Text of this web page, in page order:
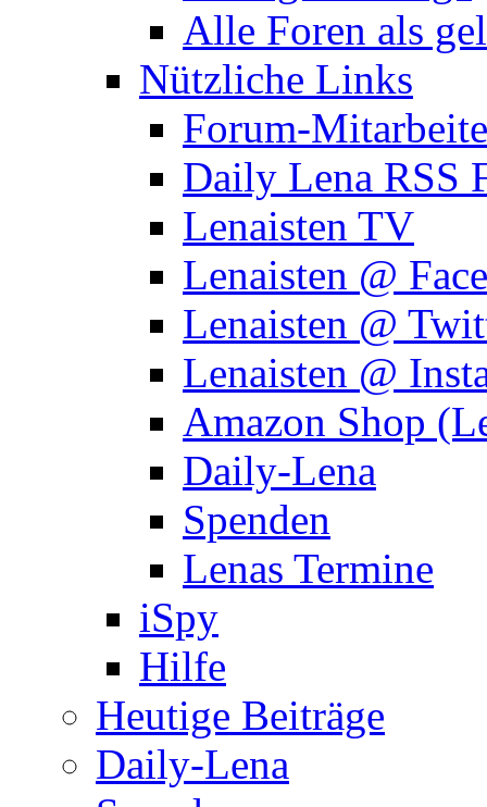
Alle Foren als
Nützliche Links
Forum-
Daily Lena RSS
Lenaisten TV
Lenaisten @
Lenaisten @
Lenaisten @
Amazon Shop
Daily-Lena
Spenden
Lenas Termine
iSpy
Hilfe
Heutige Beiträge
Daily-Lena